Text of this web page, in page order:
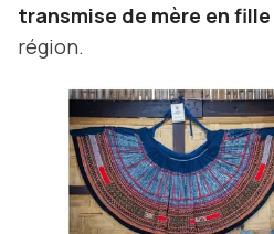
transmise de mère en fille
région.